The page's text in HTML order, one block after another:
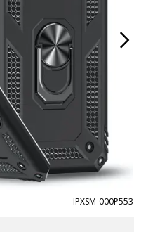
IPXSM-000P553